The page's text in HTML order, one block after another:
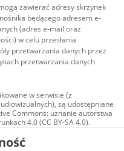
zawierać adresy skrzynek
będącego adresem e-
(adres e-mail oraz
w celu przesłania
przetwarzania danych przez
przetwarzania danych
w serwisie (z
są udostępniane
Commons: uznanie autorstwa
4.0 (CC BY-SA 4.0).
w tym zdjęcia, materiały
na licencji typu